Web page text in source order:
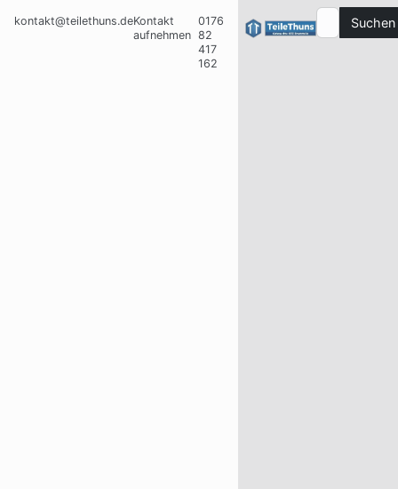
kontakt@teilethuns.deKontakt
aufnehmen
0176
82
417
162
Suchen